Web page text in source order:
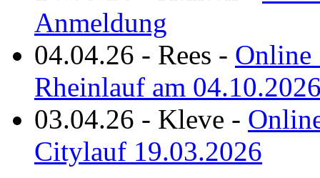
Anmeldung
04.04.26 - Rees - Online
Rheinlauf am
03.04.26 - Kleve -
Citylauf 19.03.2026